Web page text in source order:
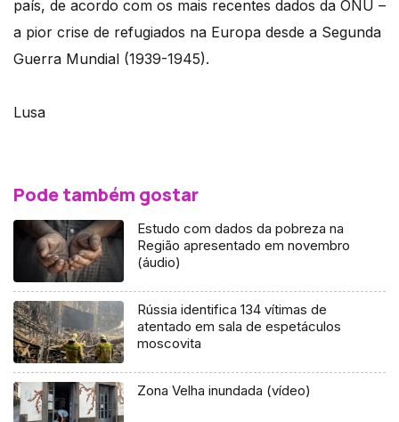
país, de acordo com os mais recentes dados da ONU –
a pior crise de refugiados na Europa desde a Segunda
Guerra Mundial (1939-1945).
Lusa
Pode também gostar
Estudo com dados da pobreza na
Região apresentado em novembro
(áudio)
Rússia identifica 134 vítimas de
atentado em sala de espetáculos
moscovita
Zona Velha inundada (vídeo)